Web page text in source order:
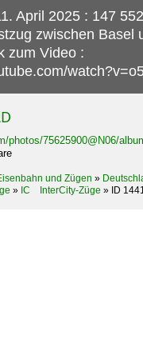
April 2025 : 147
zwischen Basel
zum Video :
photos/75625900@N06/
und Zügen »
» IC InterCity-Züge » ID